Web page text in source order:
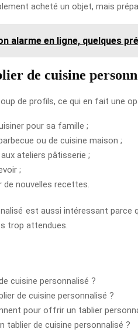
acheté un objet, mais
alarme en ligne, quelques
de cuisine
de profils, ce qui en fait une
pour sa famille ;
ou de cuisine maison ;
ateliers pâtisserie ;
;
nouvelles recettes.
est aussi intéressant
trop attendues.
cuisine personnalisé ?
de cuisine personnalisé ?
pour offrir un tablier
tablier de cuisine personnalisé ?